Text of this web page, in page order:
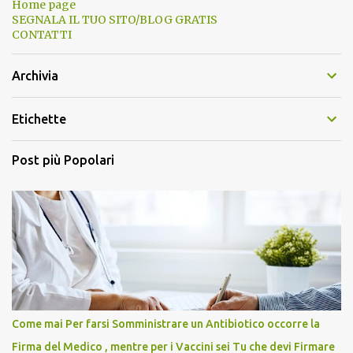
Home page
SEGNALA IL TUO SITO/BLOG GRATIS
CONTATTI
Archivia
Etichette
Post più Popolari
Come mai Per farsi Somministrare un Antibiotico occorre la
Firma del Medico , mentre per i Vaccini sei Tu che devi Firmare